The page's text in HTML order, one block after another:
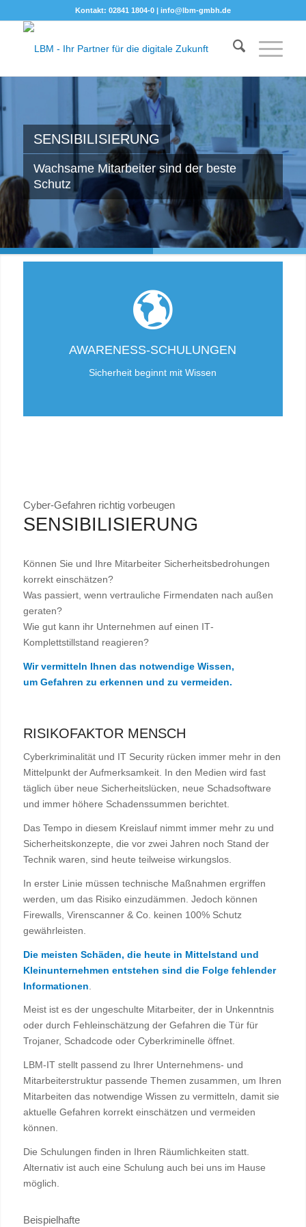
Kontakt: 02841 1804-0 | info@lbm-gmbh.de
SENSIBILISIERUNG
Wachsame Mitarbeiter sind der beste
Schutz
AWARENESS-SCHULUNGEN
Sicherheit beginnt mit Wissen
Cyber-Gefahren richtig vorbeugen
SENSIBILISIERUNG
Können Sie und Ihre Mitarbeiter Sicherheitsbedrohungen
korrekt einschätzen?
Was passiert, wenn vertrauliche Firmendaten nach außen
geraten?
Wie gut kann ihr Unternehmen auf einen IT‐
Komplettstillstand reagieren?
Wir vermitteln Ihnen das notwendige Wissen,
um Gefahren zu erkennen und zu vermeiden.
RISIKOFAKTOR MENSCH
Cyberkriminalität und IT Security rücken immer mehr in den
Mittelpunkt der Aufmerksamkeit. In den Medien wird fast
täglich über neue Sicherheitslücken, neue Schadsoftware
und immer höhere Schadenssummen berichtet.
Das Tempo in diesem Kreislauf nimmt immer mehr zu und
Sicherheitskonzepte, die vor zwei Jahren noch Stand der
Technik waren, sind heute teilweise wirkungslos.
In erster Linie müssen technische Maßnahmen ergriffen
werden, um das Risiko einzudämmen. Jedoch können
Firewalls, Virenscanner & Co. keinen 100% Schutz
gewährleisten.
Die meisten Schäden, die heute in Mittelstand und
Kleinunternehmen entstehen sind die Folge fehlender
Informationen
Meist ist es der ungeschulte Mitarbeiter, der in Unkenntnis
oder durch Fehleinschätzung der Gefahren die Tür für
Trojaner, Schadcode oder Cyberkriminelle öffnet.
LBM-IT stellt passend zu Ihrer Unternehmens‐ und
Mitarbeiterstruktur passende Themen zusammen, um Ihren
Mitarbeiten das notwendige Wissen zu vermitteln, damit sie
aktuelle Gefahren korrekt einschätzen und vermeiden
können.
Die Schulungen finden in Ihren Räumlichkeiten statt.
Alternativ ist auch eine Schulung auch bei uns im Hause
möglich.
Beispielhafte